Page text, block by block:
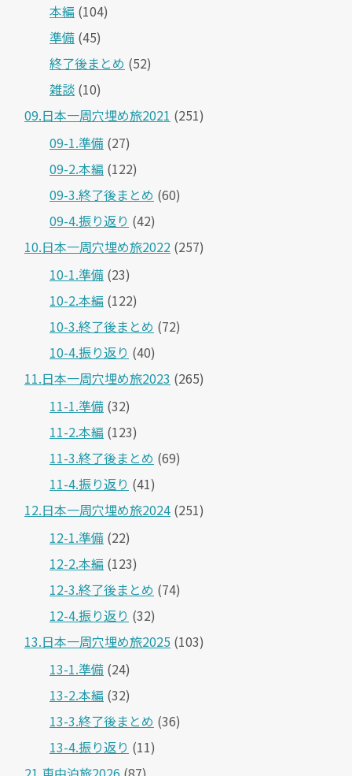
本編 (104)
準備 (45)
終了後まとめ (52)
雑談 (10)
09.日本一周穴埋め旅2021 (251)
09-1.準備 (27)
09-2.本編 (122)
09-3.終了後まとめ (60)
09-4.振り返り (42)
10.日本一周穴埋め旅2022 (257)
10-1.準備 (23)
10-2.本編 (122)
10-3.終了後まとめ (72)
10-4.振り返り (40)
11.日本一周穴埋め旅2023 (265)
11-1.準備 (32)
11-2.本編 (123)
11-3.終了後まとめ (69)
11-4.振り返り (41)
12.日本一周穴埋め旅2024 (251)
12-1.準備 (22)
12-2.本編 (123)
12-3.終了後まとめ (74)
12-4.振り返り (32)
13.日本一周穴埋め旅2025 (103)
13-1.準備 (24)
13-2.本編 (32)
13-3.終了後まとめ (36)
13-4.振り返り (11)